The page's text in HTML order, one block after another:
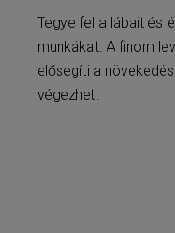
Tegye fel a lábait és
munkákat. A finom
elősegíti a
végezhet.